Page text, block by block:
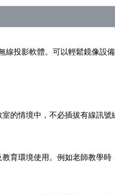
投影軟體。可以輕鬆鏡像設
的情境中，不必插拔有線訊
育環境使用。例如老師教學